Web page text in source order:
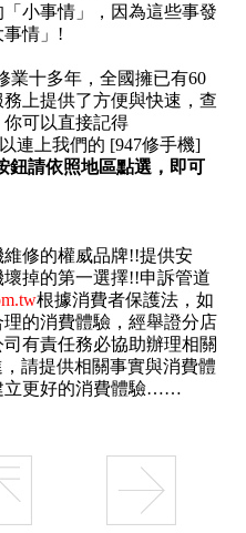
小事情」，因為這些事發
事情」!
業十多年，全國擁已有60
上提供了方便與快速，查
可以直接記得
連上我們的 [947修手機]
鈕請依照地區點選，即可
修的權威品牌!!提供安
掉的第一選擇!!申訴管道
根據消費者保護法，如
的消費體驗，經舉證分店
有責任務必協助辦理相關
請提供相關事實與消費體
立更好的消費體驗……